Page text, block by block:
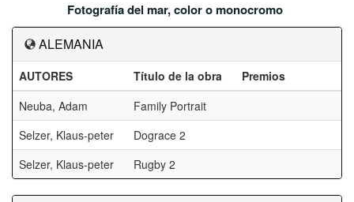
Fotografía del mar, color o monocromo
ALEMANIA
AUTORES Título de la obra
Premios
Neuba, Adam
Family Portrait
Selzer, Klaus-peter
Dograce 2
Selzer, Klaus-peter
Rugby 2